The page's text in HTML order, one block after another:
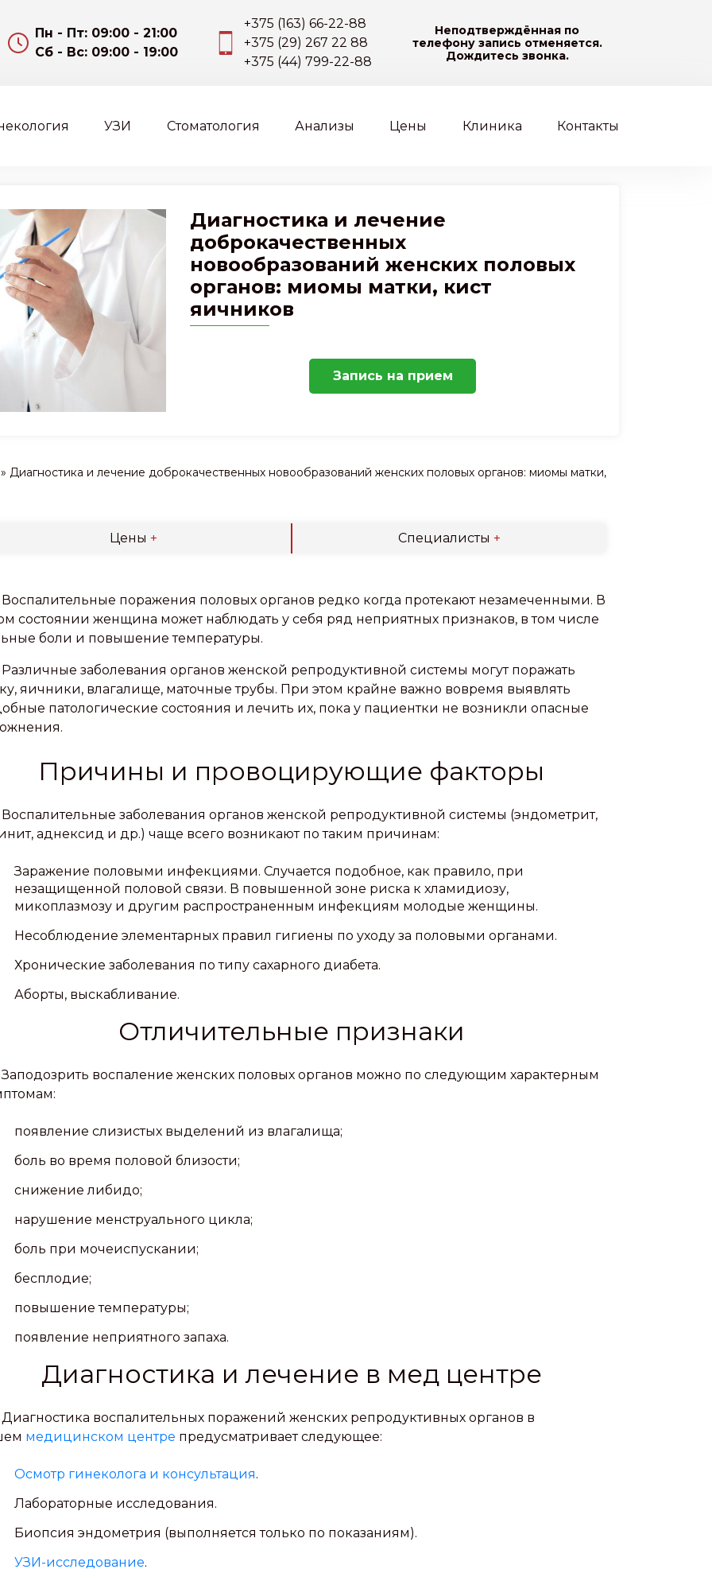
Пн - Пт: 09:00 - 21:00
Сб - Вс: 09:00 - 19:00
+375 (163) 66-22-88
+375 (29) 267 22 88
+375 (44) 799-22-88
Запись на прием
УЗИ Стоматология Анализы Цены Клиника Контакты
Диагностика и лечение
доброкачественных
новообразований женских половых
органов: миомы матки, кист
яичников
Запись на прием
» Диагностика и лечение доброкачественных новообразований женских половых органов: миомы матки,
Цены + Специалисты +
Воспалительные поражения половых органов редко когда протекают незамеченными. В
состоянии женщина может наблюдать у себя ряд неприятных признаков, в том числе
боли и повышение температуры.
Различные заболевания органов женской репродуктивной системы могут поражать
яичники, влагалище, маточные трубы. При этом крайне важно вовремя выявлять
патологические состояния и лечить их, пока у пациентки не возникли опасные
Причины и провоцирующие факторы
Воспалительные заболевания органов женской репродуктивной системы (эндометрит,
аднексид и др.) чаще всего возникают по таким причинам:
Заражение половыми инфекциями. Случается подобное, как правило, при
незащищенной половой связи. В повышенной зоне риска к хламидиозу,
микоплазмозу и другим распространенным инфекциям молодые женщины.
Несоблюдение элементарных правил гигиены по уходу за половыми органами.
Хронические заболевания по типу сахарного диабета.
Аборты, выскабливание.
Отличительные признаки
Заподозрить воспаление женских половых органов можно по следующим характерным
появление слизистых выделений из влагалища;
боль во время половой близости;
снижение либидо;
нарушение менструального цикла;
боль при мочеиспускании;
бесплодие;
повышение температуры;
появление неприятного запаха.
Диагностика и лечение в мед центре
Диагностика воспалительных поражений женских репродуктивных органов в
медицинском центре предусматривает следующее:
Осмотр гинеколога и консультация.
Лабораторные исследования.
Биопсия эндометрия (выполняется только по показаниям).
УЗИ-исследование.